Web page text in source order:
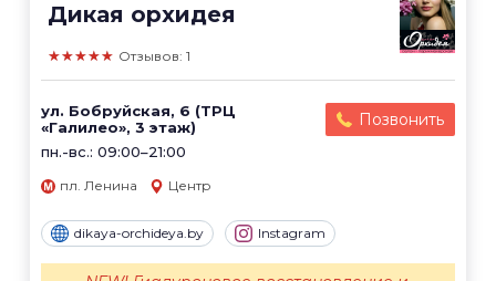
Дикая орхидея
★★★★★ Отзывов: 1
ул. Бобруйская, 6 (ТРЦ
«Галилео», 3 этаж)
пн.-вс.: 09:00–21:00
Позвонить
пл. Ленина Центр
dikaya-orchideya.by Instagram